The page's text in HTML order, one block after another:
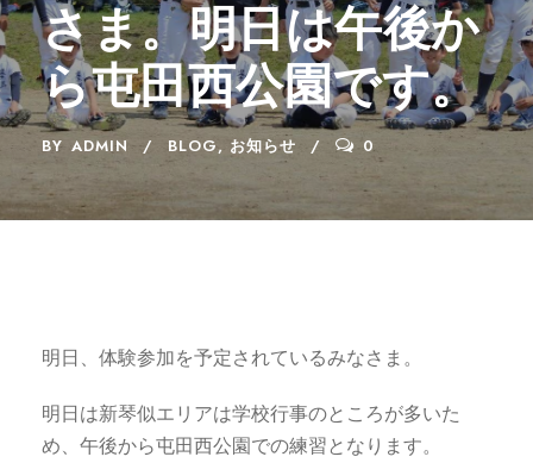
さま。明日は午後か
ら屯田西公園です。
BY ADMIN BLOG, お知らせ 0
明日、体験参加を予定されているみなさま。
明日は新琴似エリアは学校行事のところが多いた
め、午後から屯田西公園での練習となります。